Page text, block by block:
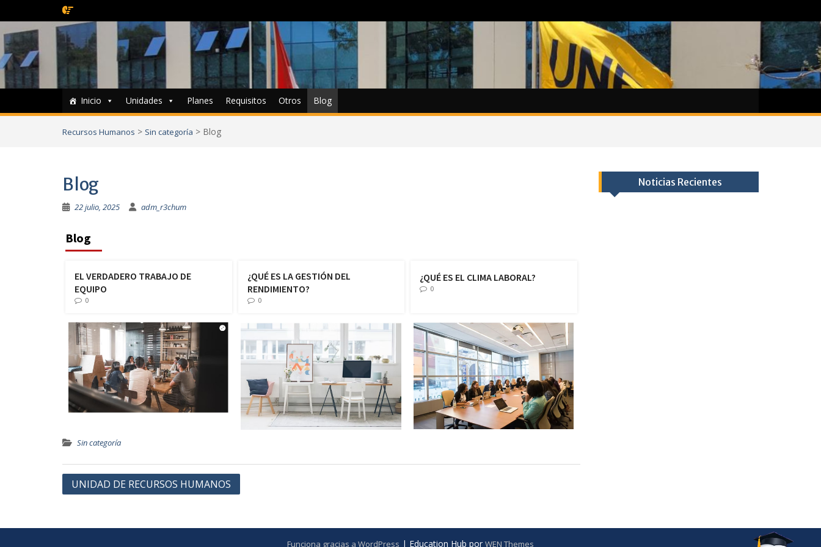
Inicio Unidades Planes Requisitos Otros Blog
Recursos Humanos > Sin categoría > Blog
Blog
22 julio, 2025 adm_r3chum
Blog
EL VERDADERO TRABAJO DE
EQUIPO
0
¿QUÉ ES LA GESTIÓN DEL
RENDIMIENTO?
0
¿QUÉ ES EL CLIMA LABORAL?
0
Sin categoría
UNIDAD DE RECURSOS HUMANOS
Noticias Recientes
Funciona gracias a WordPress | Education Hub por WEN Themes